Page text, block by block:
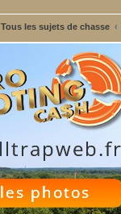
Tous les sujets de chasse